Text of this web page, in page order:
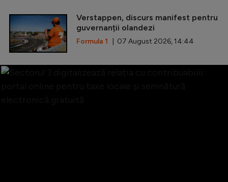
Verstappen, discurs manifest pentru
guvernanții olandezi
Formula 1 | 07 August 2026, 14:44